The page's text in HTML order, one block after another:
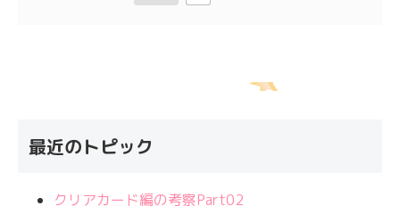
最近のトピック
クリアカード編の考察Part02